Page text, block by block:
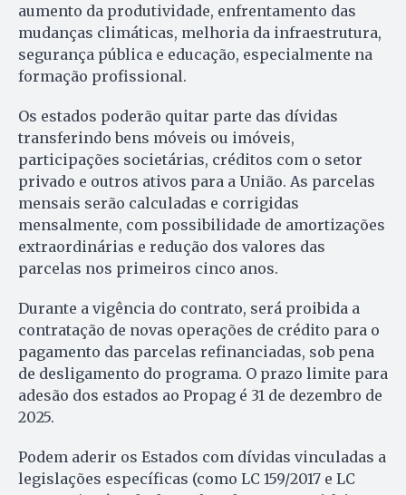
aumento da produtividade, enfrentamento das
mudanças climáticas, melhoria da infraestrutura,
segurança pública e educação, especialmente na
formação profissional.
Os estados poderão quitar parte das dívidas
transferindo bens móveis ou imóveis,
participações societárias, créditos com o setor
privado e outros ativos para a União. As parcelas
mensais serão calculadas e corrigidas
mensalmente, com possibilidade de amortizações
extraordinárias e redução dos valores das
parcelas nos primeiros cinco anos.
Durante a vigência do contrato, será proibida a
contratação de novas operações de crédito para o
pagamento das parcelas refinanciadas, sob pena
de desligamento do programa. O prazo limite para
adesão dos estados ao Propag é 31 de dezembro de
2025.
Podem aderir os Estados com dívidas vinculadas a
legislações específicas (como LC 159/2017 e LC